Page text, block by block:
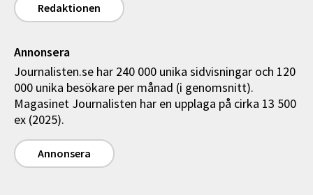
Redaktionen
Annonsera
Journalisten.se har 240 000 unika sidvisningar och 120
000 unika besökare per månad (i genomsnitt).
Magasinet Journalisten har en upplaga på cirka 13 500
ex (2025).
Annonsera